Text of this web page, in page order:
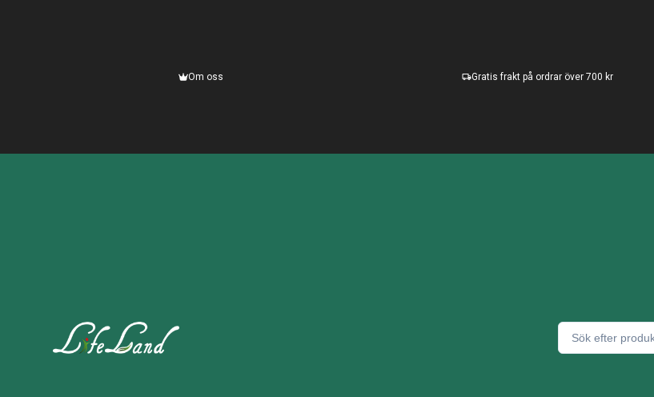
Om oss Gratis frakt på ordrar över 700 kr